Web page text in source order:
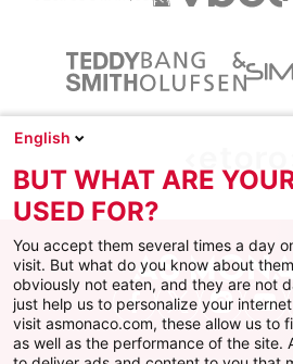
Facebook
X
English
BUT WHAT ARE
USED FOR?
You accept them several times a day
visit. But what do you know about
obviously not eaten, and they are not
just help us to personalize your
visit asmonaco.com, these allow us to
as well as the performance of the site.